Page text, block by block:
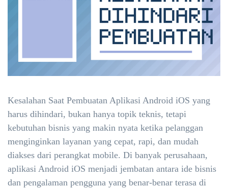
Kesalahan Saat Pembuatan Aplikasi Android iOS yang
harus dihindari, bukan hanya topik teknis, tetapi
kebutuhan bisnis yang makin nyata ketika pelanggan
menginginkan layanan yang cepat, rapi, dan mudah
diakses dari perangkat mobile. Di banyak perusahaan,
aplikasi Android iOS menjadi jembatan antara ide bisnis
dan pengalaman pengguna yang benar-benar terasa di